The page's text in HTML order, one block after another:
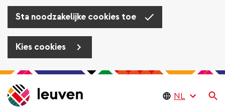
Sta noodzakelijke cookies toe
Kies cookies
Overslaan
en
naar